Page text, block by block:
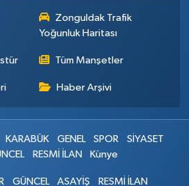
Zonguldak Trafik
Yoğunluk Haritası
Tüm Manşetler
Haber Arşivi
KARABÜK GENEL SPOR
SİYASET
RESMİ İLAN Künye
GÜNCEL ASAYİŞ RESMİ İLAN